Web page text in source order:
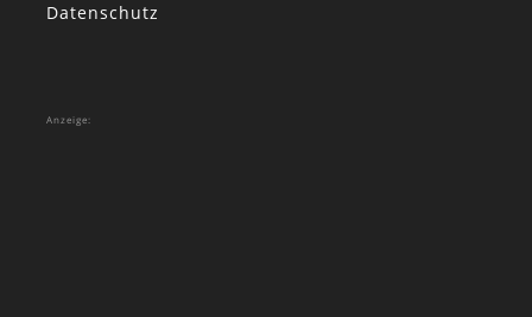
Datenschutz
Anzeige: